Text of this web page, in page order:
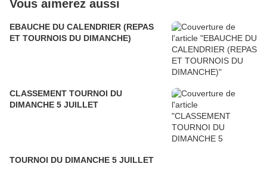
Vous aimerez aussi
EBAUCHE DU CALENDRIER (REPAS
ET TOURNOIS DU DIMANCHE)
CLASSEMENT TOURNOI DU
DIMANCHE 5 JUILLET
TOURNOI DU DIMANCHE 5 JUILLET